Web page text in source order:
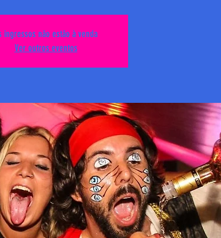
ingressos não estão à venda
Ver outros eventos